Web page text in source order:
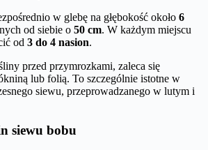
w glebę na głębokość około 6
od siebie o 50 cm. W każdym miejscu
od 3 do 4 nasion.
przed przymrozkami, zaleca się
lub folią. To szczególnie istotne w
siewu, przeprowadzanego w lutym i
siewu bobu